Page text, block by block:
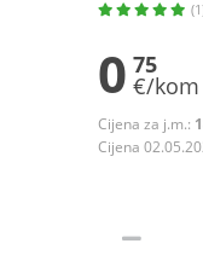
0 75
€/kom
Cijena za j.m.:
Cijena